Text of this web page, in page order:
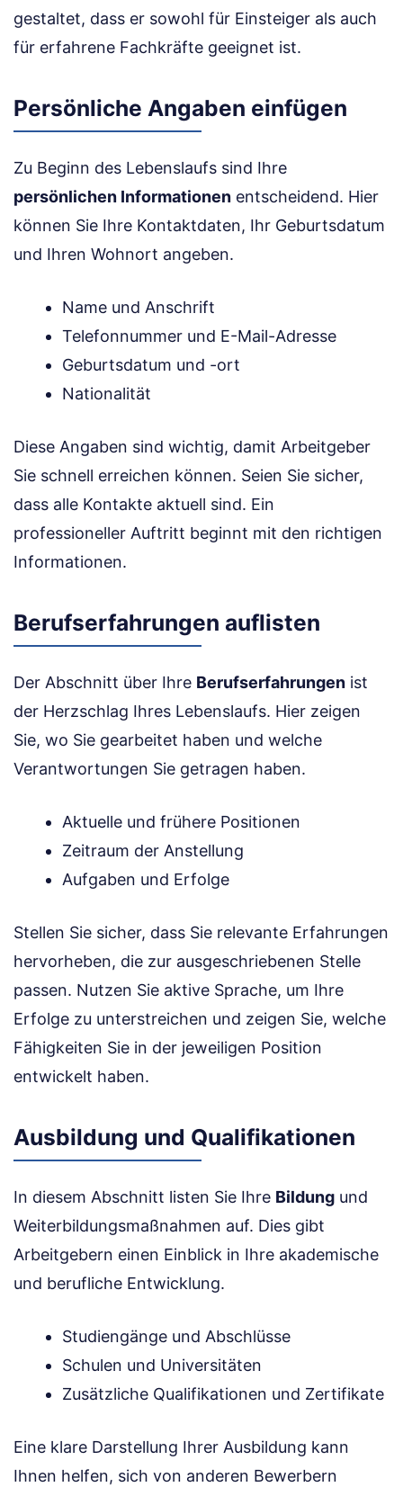
gestaltet, dass er sowohl für Einsteiger als auch
für erfahrene Fachkräfte geeignet ist.
Persönliche Angaben einfügen
Zu Beginn des Lebenslaufs sind Ihre
persönlichen Informationen entscheidend. Hier
können Sie Ihre Kontaktdaten, Ihr Geburtsdatum
und Ihren Wohnort angeben.
Name und Anschrift
Telefonnummer und E-Mail-Adresse
Geburtsdatum und -ort
Nationalität
Diese Angaben sind wichtig, damit Arbeitgeber
Sie schnell erreichen können. Seien Sie sicher,
dass alle Kontakte aktuell sind. Ein
professioneller Auftritt beginnt mit den richtigen
Informationen.
Berufserfahrungen auflisten
Der Abschnitt über Ihre Berufserfahrungen ist
der Herzschlag Ihres Lebenslaufs. Hier zeigen
Sie, wo Sie gearbeitet haben und welche
Verantwortungen Sie getragen haben.
Aktuelle und frühere Positionen
Zeitraum der Anstellung
Aufgaben und Erfolge
Stellen Sie sicher, dass Sie relevante Erfahrungen
hervorheben, die zur ausgeschriebenen Stelle
passen. Nutzen Sie aktive Sprache, um Ihre
Erfolge zu unterstreichen und zeigen Sie, welche
Fähigkeiten Sie in der jeweiligen Position
entwickelt haben.
Ausbildung und Qualifikationen
In diesem Abschnitt listen Sie Ihre Bildung und
Weiterbildungsmaßnahmen auf. Dies gibt
Arbeitgebern einen Einblick in Ihre akademische
und berufliche Entwicklung.
Studiengänge und Abschlüsse
Schulen und Universitäten
Zusätzliche Qualifikationen und Zertifikate
Eine klare Darstellung Ihrer Ausbildung kann
Ihnen helfen, sich von anderen Bewerbern